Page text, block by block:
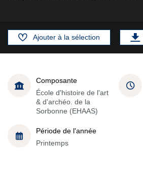
Ajouter à la sélection
Composante
École d'histoire de l'art
& d'archéo. de la
Sorbonne (EHAAS)
Période de l'année
Printemps